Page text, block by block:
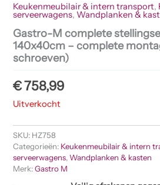
Keukenmeubilair & intern transport,
serveerwagens, Wandplanken &
Gastro-M complete
140x40cm – complete
schroeven)
€758,99
Uitverkocht
SKU: HZ758
Categorieën: Keukenmeubilair & intern
serveerwagens,Wandplanken & kasten
Merk:Gastro M